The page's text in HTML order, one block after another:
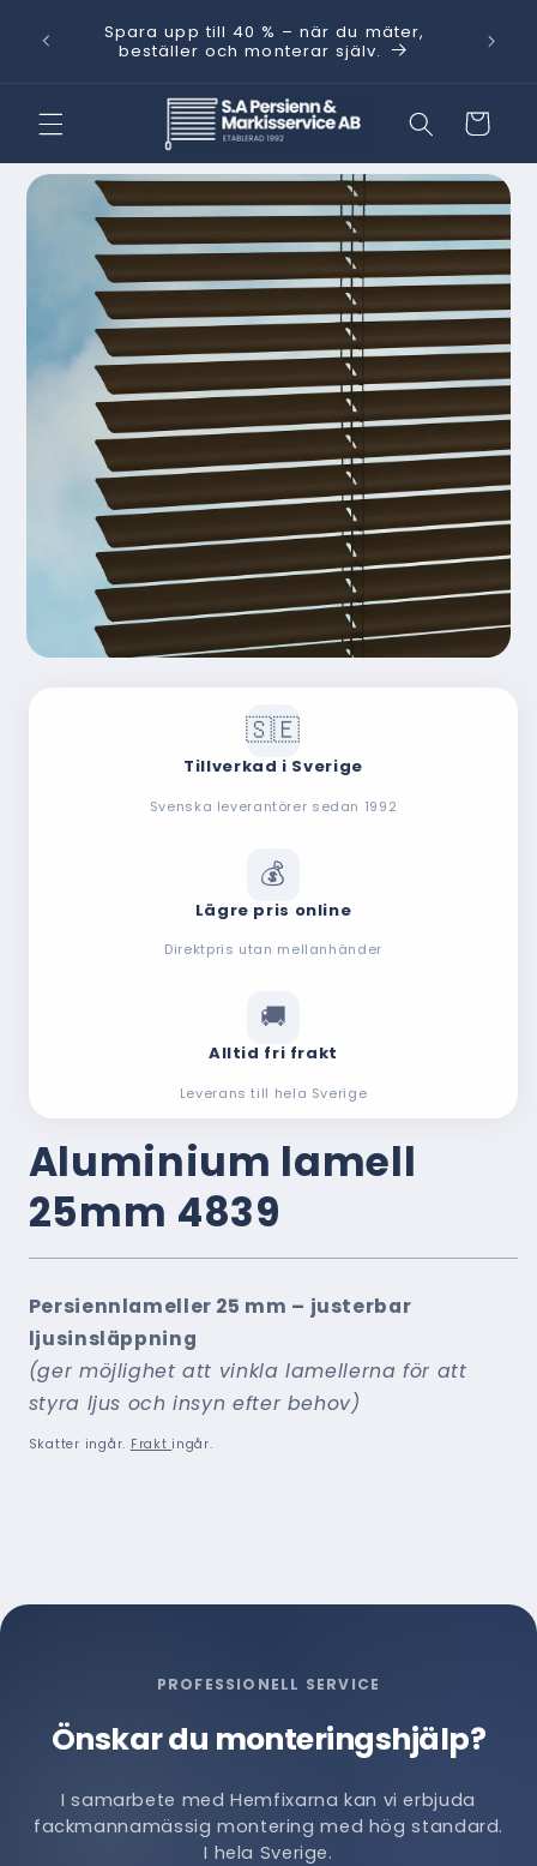
till
Spara upp till 40 % – när du mäter,
beställer och monterar själv.
med
Varukorg
vidare till
Tillverkad i Sverige
Svenska leverantörer sedan 1992
Lägre pris online
Direktpris utan mellanhänder
Alltid fri frakt
Leverans till hela Sverige
Aluminium lamell
25mm 4839
Persiennlameller 25 mm – justerbar
ljusinsläppning
(ger möjlighet att vinkla lamellerna för att
styra ljus och insyn efter behov)
Skatter ingår. Fraktingår.
PROFESSIONELL SERVICE
Önskar du monteringshjälp?
I samarbete med Hemfixarna kan vi erbjuda
fackmannamässig montering med hög standard.
I hela Sverige.